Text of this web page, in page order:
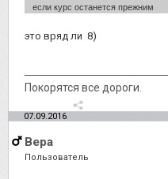
если курс останется прежним
это вряд ли 8)
Покорятся все дороги.
07.09.2016
Вера
Пользователь